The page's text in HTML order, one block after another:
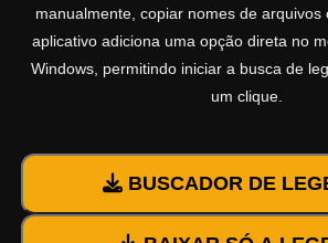
manualmente, copiar nomes de arquivos
aplicativo adiciona uma opção direta no
Windows, permitindo iniciar a busca de
um clique.
BUSCADOR DE